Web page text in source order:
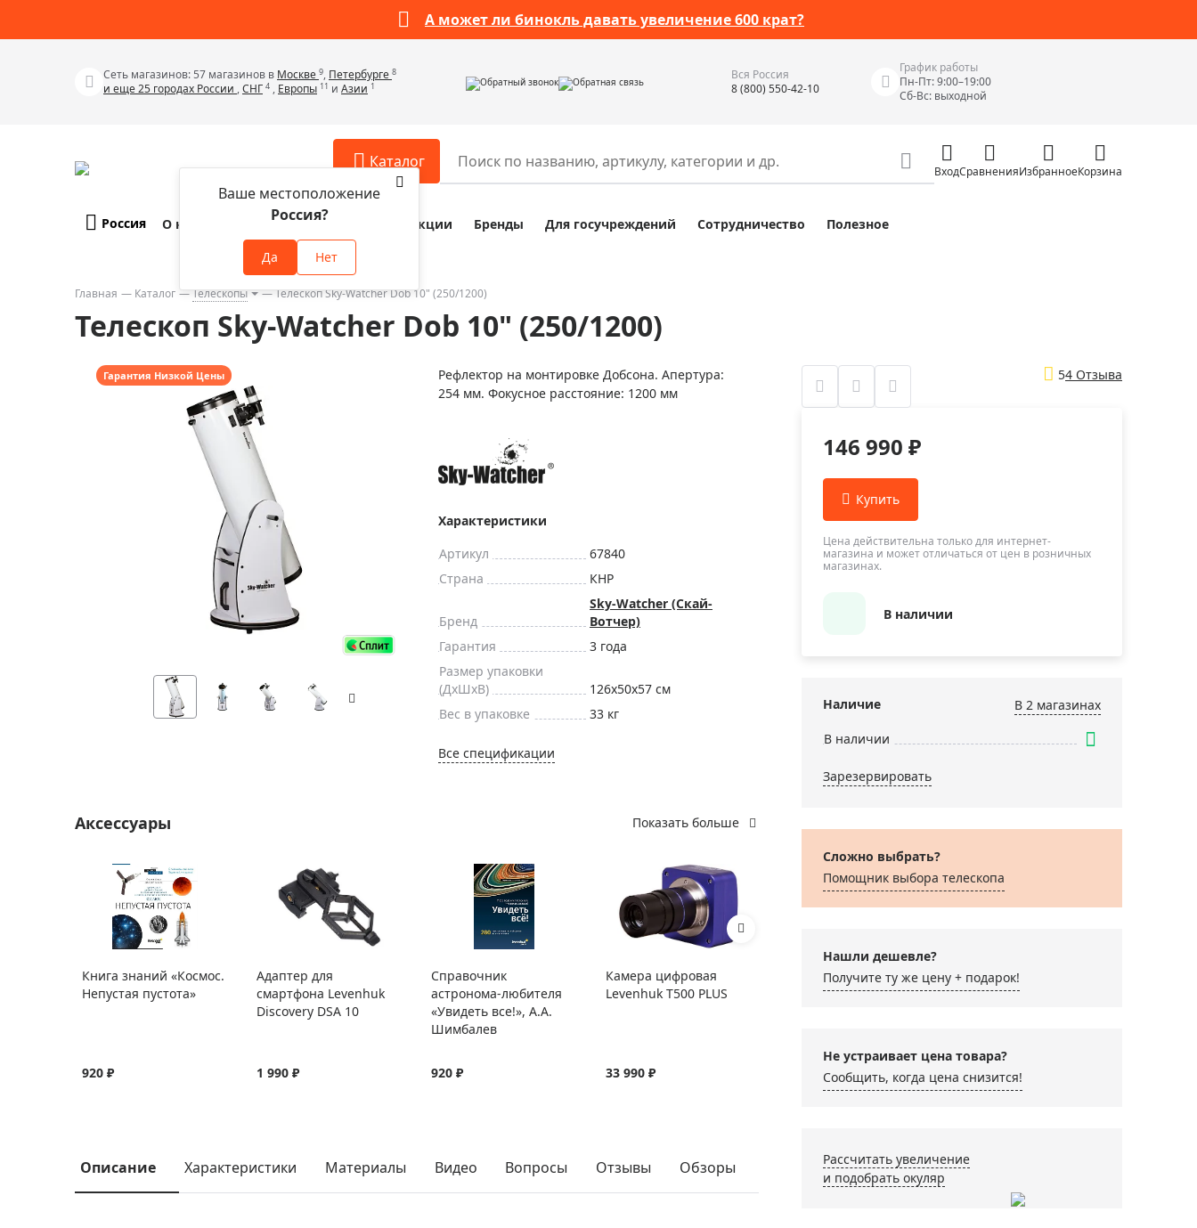
А может ли бинокль давать увеличение 600 крат?
Сеть магазинов: 57 магазинов в Москве 9, Петербурге 8
и еще 25 городах России ,СНГ 4 , Европы 11 и Азии 1 Обратный звонок Обратная связь
Вся Россия
8 (800) 550-42-10
График работы
Пн-Пт: 9:00–19:00
Сб-Вс: выходной
Каталог
Телескопы
Бинокли
Зрительные трубы
Лупы
Приборы ночного видения
Метеостанции, барометры, часы
Discovery (Дискавери)
Оптика для детей Levenhuk LabZZ
Подарки
Хиты продаж
Аксессуары для микроскопов
Аксессуары для зрительных труб
Аксессуары для луп
Аксессуары для приборов ночного
Распродажа оптики по специальным
Распродажа выставочных образцов
Разное
Наборы исследователя Bresser Junior
Глобусы
Глобусы интерактивные
Фонари
Элементы питания, карты памяти
Фотоловушки
Измерительные инструменты
Приборы неразрушающего контроля
Приборы теплового контроля
Детекторы проводки
Влагомеры (датчики влажности)
Измерители параметров окружающей
среды
Видеоэндоскопы
Прочее
ВходСравненияИзбранноеКорзина
Россия
Ваше местоположение
Россия?
Да Нет
О компании Оплата и доставка Акции Бренды Для госучреждений Сотрудничество Полезное
Главная Каталог Телескопы Телескоп Sky-Watcher Dob 10" (250/1200)
Телескоп Sky-Watcher Dob 10" (250/1200)
Гарантия Низкой Цены
Рефлектор на монтировке Добсона. Апертура:
254 мм. Фокусное расстояние: 1200 мм
Характеристики
Артикул
67840
Страна
КНР
Бренд
Sky-Watcher (Скай-
Вотчер)
Гарантия
3 года
Размер упаковки
(ДxШxВ)
126x50x57 см
Вес в упаковке
33 кг
Все спецификации
Аксессуары Показать больше
Книга знаний «Космос.
Непустая пустота»
920 ₽
Адаптер для
смартфона Levenhuk
Discovery DSA 10
1 990 ₽
Справочник
астронома-любителя
«Увидеть все!», А.А.
Шимбалев
920 ₽
Камера цифровая
Levenhuk T500 PLUS
33 990 ₽
Окуляр Sky-Watcher
UWA 58° 4 мм, 1,25”
13 990 ₽
Адаптер Levenhuk A10
для смартфона
3 090 ₽
Описание Характеристики Материалы Видео Вопросы Отзывы Обзоры
54 Отзыва
146 990 ₽
Цена действительна только для интернет-
магазина и может отличаться от цен в розничных
магазинах.
В наличии
Наличие
В 2 магазинах
В наличии
Зарезервировать
Сложно выбрать?
Помощник выбора телескопа
Нашли дешевле?
Получите ту же цену + подарок!
Не устраивает цена товара?
Сообщить, когда цена снизится!
Рассчитать увеличение
и подобрать окуляр